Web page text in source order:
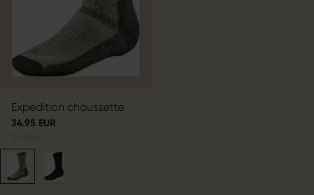
Expedition chaussette
34.95 EUR